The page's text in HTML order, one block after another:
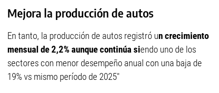
Mejora la producción de autos
En tanto, la producción de autos registró un crecimiento
mensual de 2,2% aunque continúa siendo uno de los
sectores con menor desempeño anual con una baja de
19% vs mismo período de 2025"